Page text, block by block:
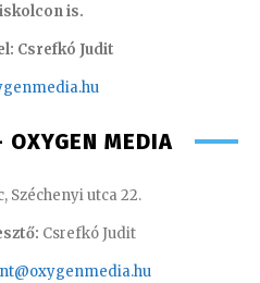
is.
Csrefkó Judit
nmedia.hu
OXYGEN MEDIA
Széchenyi utca 22.
Csrefkó Judit